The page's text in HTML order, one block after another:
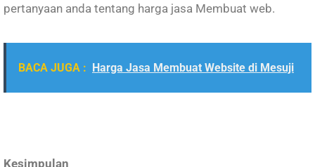
pertanyaan anda tentang harga jasa Membuat web.
BACA JUGA : Harga Jasa Membuat Website di Mesuji
Kesimpulan